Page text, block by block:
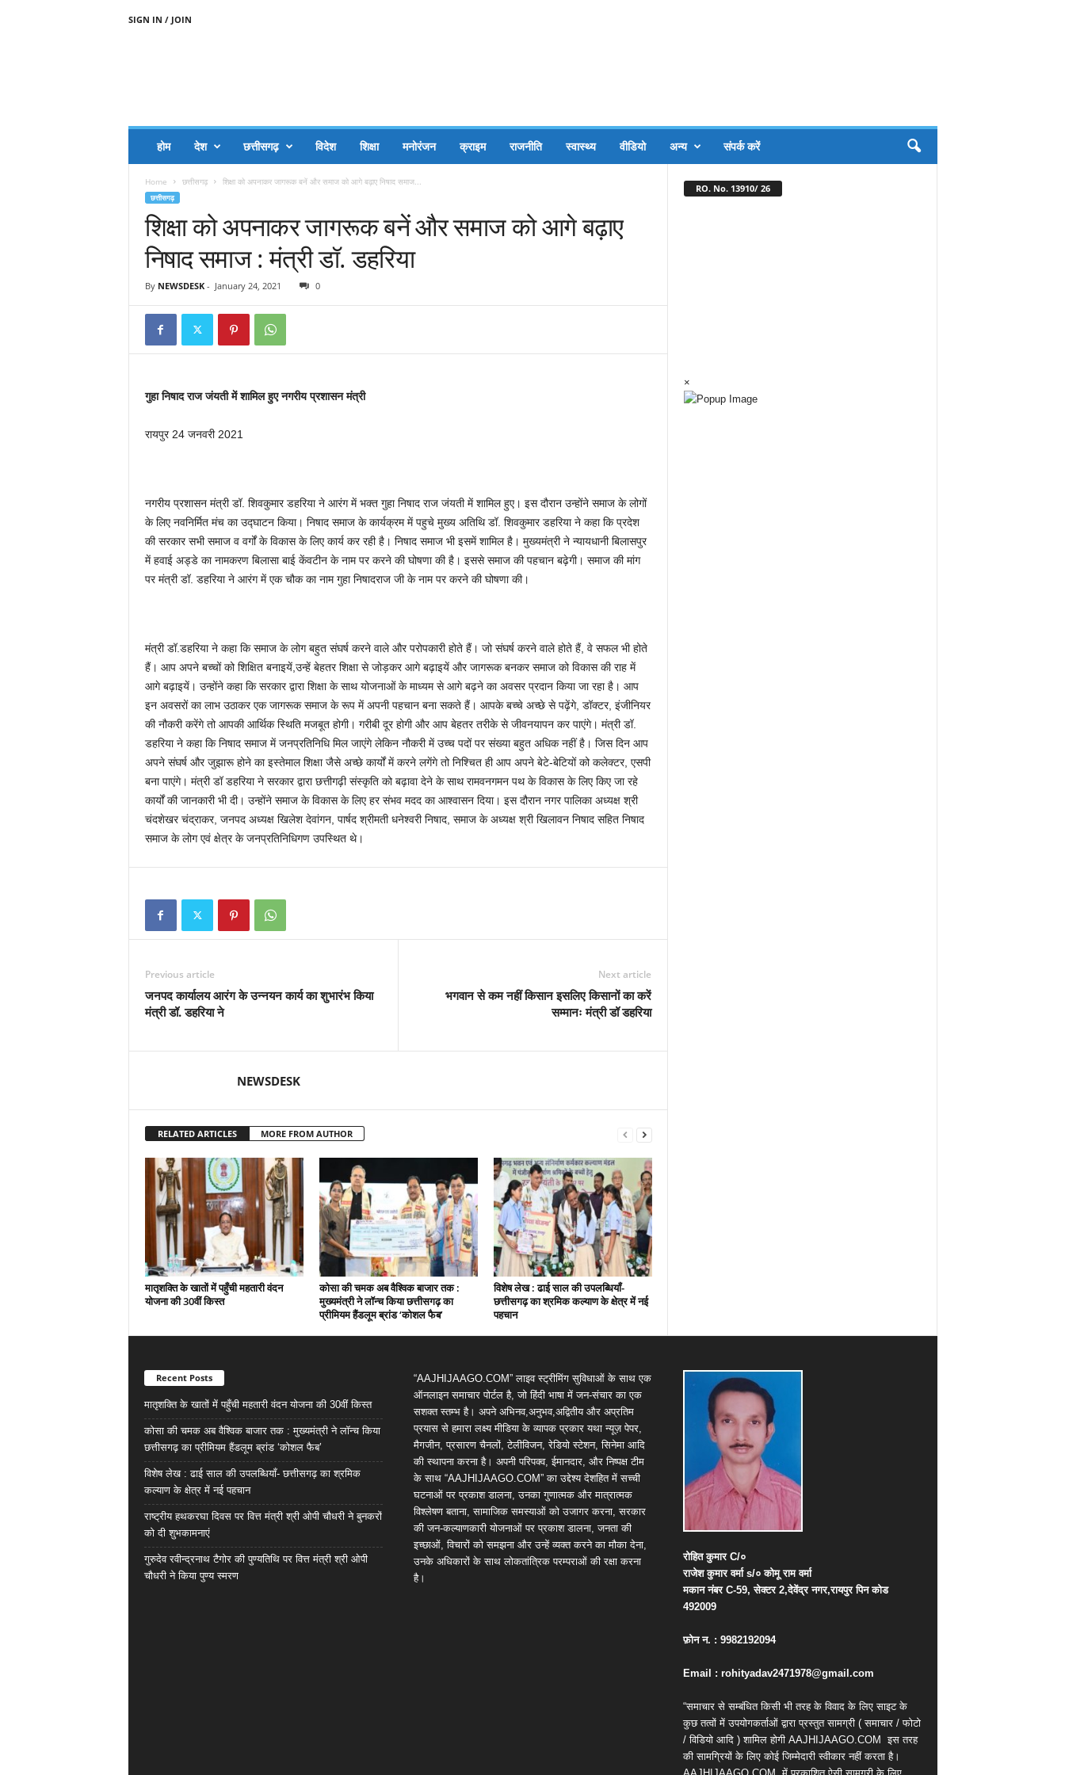
SIGN IN / JOIN
होम देश छत्तीसगढ़ विदेश शिक्षा मनोरंजन क्राइम राजनीति स्वास्थ्य वीडियो अन्य संपर्क करें
Home छत्तीसगढ़ शिक्षा को अपनाकर जागरूक बनें और समाज को आगे बढ़ाए निषाद समाज...
छत्तीसगढ़
शिक्षा को अपनाकर जागरूक बनें और समाज को आगे बढ़ाए
निषाद समाज : मंत्री डॉ. डहरिया
By NEWSDESK- January 24, 2021 0
गुहा निषाद राज जंयती में शामिल हुए नगरीय प्रशासन मंत्री
रायपुर 24 जनवरी 2021
नगरीय प्रशासन मंत्री डॉ. शिवकुमार डहरिया ने आरंग में भक्त गुहा निषाद राज जंयती में शामिल हुए। इस दौरान उन्होंने समाज के लोगों
के लिए नवनिर्मित मंच का उद्घाटन किया। निषाद समाज के कार्यक्रम में पहुचे मुख्य अतिथि डॉ. शिवकुमार डहरिया ने कहा कि प्रदेश
की सरकार सभी समाज व वर्गों के विकास के लिए कार्य कर रही है। निषाद समाज भी इसमें शामिल है। मुख्यमंत्री ने न्यायधानी बिलासपुर
में हवाई अड्डे का नामकरण बिलासा बाई केंवटीन के नाम पर करने की घोषणा की है। इससे समाज की पहचान बढ़ेगी। समाज की मांग
पर मंत्री डॉ. डहरिया ने आरंग में एक चौक का नाम गुहा निषादराज जी के नाम पर करने की घोषणा की।
मंत्री डॉ.डहरिया ने कहा कि समाज के लोग बहुत संघर्ष करने वाले और परोपकारी होते हैं। जो संघर्ष करने वाले होते हैं, वे सफल भी होते
हैं। आप अपने बच्चों को शिक्षित बनाइयें,उन्हें बेहतर शिक्षा से जोड़कर आगे बढ़ाइयें और जागरूक बनकर समाज को विकास की राह में
आगे बढ़ाइयें। उन्होंने कहा कि सरकार द्वारा शिक्षा के साथ योजनाओं के माध्यम से आगे बढ़ने का अवसर प्रदान किया जा रहा है। आप
इन अवसरों का लाभ उठाकर एक जागरूक समाज के रूप में अपनी पहचान बना सकते हैं। आपके बच्चे अच्छे से पढ़ेंगे, डॉक्टर, इंजीनियर
की नौकरी करेंगे तो आपकी आर्थिक स्थिति मजबूत होगी। गरीबी दूर होगी और आप बेहतर तरीके से जीवनयापन कर पाएंगे। मंत्री डॉ.
डहरिया ने कहा कि निषाद समाज में जनप्रतिनिधि मिल जाएंगे लेकिन नौकरी में उच्च पदों पर संख्या बहुत अधिक नहीं है। जिस दिन आप
अपने संघर्ष और जुझारू होने का इस्तेमाल शिक्षा जैसे अच्छे कार्यों में करने लगेंगे तो निश्चित ही आप अपने बेटे-बेटियों को कलेक्टर, एसपी
बना पाएंगे। मंत्री डॉ डहरिया ने सरकार द्वारा छत्तीगढ़ी संस्कृति को बढ़ावा देने के साथ रामवनगमन पथ के विकास के लिए किए जा रहे
कार्यों की जानकारी भी दी। उन्होंने समाज के विकास के लिए हर संभव मदद का आश्वासन दिया। इस दौरान नगर पालिका अध्यक्ष श्री
चंदशेखर चंद्राकर, जनपद अध्यक्ष खिलेश देवांगन, पार्षद श्रीमती धनेश्वरी निषाद, समाज के अध्यक्ष श्री खिलावन निषाद सहित निषाद
समाज के लोग एवं क्षेत्र के जनप्रतिनिधिगण उपस्थित थे।
Previous article
जनपद कार्यालय आरंग के उन्नयन कार्य का शुभारंभ किया
मंत्री डॉ. डहरिया ने
Next article
भगवान से कम नहीं किसान इसलिए किसानों का करें
सम्मानः मंत्री डॉ डहरिया
NEWSDESK
RELATED ARTICLES MORE FROM AUTHOR
मातृशक्ति के खातों में पहुँची महतारी वंदन
योजना की 30वीं किस्त
कोसा की चमक अब वैश्विक बाजार तक :
मुख्यमंत्री ने लॉन्च किया छत्तीसगढ़ का
प्रीमियम हैंडलूम ब्रांड ‘कोशल फैब’
विशेष लेख : ढाई साल की उपलब्धियाँ-
छत्तीसगढ़ का श्रमिक कल्याण के क्षेत्र में नई
पहचान
RO. No. 13910/ 26
×
Recent Posts
मातृशक्ति के खातों में पहुँची महतारी वंदन योजना की 30वीं किस्त
कोसा की चमक अब वैश्विक बाजार तक : मुख्यमंत्री ने लॉन्च किया
छत्तीसगढ़ का प्रीमियम हैंडलूम ब्रांड ‘कोशल फैब’
विशेष लेख : ढाई साल की उपलब्धियाँ- छत्तीसगढ़ का श्रमिक
कल्याण के क्षेत्र में नई पहचान
राष्ट्रीय हथकरघा दिवस पर वित्त मंत्री श्री ओपी चौधरी ने बुनकरों
को दी शुभकामनाएं
गुरुदेव रवीन्द्रनाथ टैगोर की पुण्यतिथि पर वित्त मंत्री श्री ओपी
चौधरी ने किया पुण्य स्मरण
“AAJHIJAAGO.COM” लाइव स्ट्रीमिंग सुविधाओं के साथ एक
ऑनलाइन समाचार पोर्टल है, जो हिंदी भाषा में जन-संचार का एक
सशक्त स्तम्भ है। अपने अभिनव,अनुभव,अद्वितीय और अप्रतिम
प्रयास से हमारा लक्ष्य मीडिया के व्यापक प्रकार यथा न्यूज़ पेपर,
मैगजीन, प्रसारण चैनलों, टेलीविजन, रेडियो स्टेशन, सिनेमा आदि
की स्थापना करना है। अपनी परिपक्व, ईमानदार, और निष्पक्ष टीम
के साथ “AAJHIJAAGO.COM” का उद्देश्य देशहित में सच्ची
घटनाओं पर प्रकाश डालना, उनका गुणात्मक और मात्रात्मक
विश्लेषण बताना, सामाजिक समस्याओं को उजागर करना, सरकार
की जन-कल्याणकारी योजनाओं पर प्रकाश डालना, जनता की
इच्छाओं, विचारों को समझना और उन्हें व्यक्त करने का मौका देना,
उनके अधिकारों के साथ लोकतांत्रिक परम्पराओं की रक्षा करना
है।
रोहित कुमारC/०
राजेश कुमार वर्माs/० कोमू राम वर्मा
मकान नंबरC-59,सेक्टर2,देवेंद्र नगर,रायपुर पिन कोड
492009
फ़ोन न. : 9982192094
Email : rohityadav2471978@gmail.com
“समाचार से सम्बंधित किसी भी तरह के विवाद के लिए साइट के
कुछ तत्वों में उपयोगकर्ताओं द्वारा प्रस्तुत सामग्री ( समाचार / फोटो
/ विडियो आदि ) शामिल होगी AAJHIJAAGO.COM इस तरह
की सामग्रियों के लिए कोई जिम्मेदारी स्वीकार नहीं करता है।